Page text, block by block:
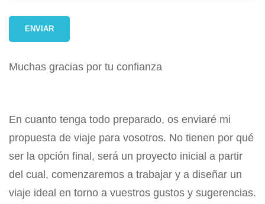
Muchas gracias por tu confianza
En cuanto tenga todo preparado, os enviaré mi
propuesta de viaje para vosotros. No tienen por qué
ser la opción final, será un proyecto inicial a partir
del cual, comenzaremos a trabajar y a diseñar un
viaje ideal en torno a vuestros gustos y sugerencias.